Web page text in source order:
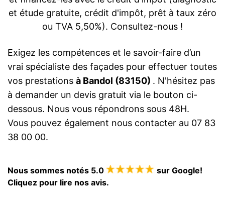
et étude gratuite, crédit d'impôt, prêt à taux zéro
ou TVA 5,50%). Consultez-nous !
Exigez les compétences et le savoir-faire d’un
vrai spécialiste des façades pour effectuer toutes
vos prestations à Bandol (83150) . N'hésitez pas
à demander un devis gratuit via le bouton ci-
dessous. Nous vous répondrons sous 48H.
Vous pouvez également nous contacter au 07 83
38 00 00.
Nous sommes notés 5.0
sur Google!
Cliquez pour lire nos avis.